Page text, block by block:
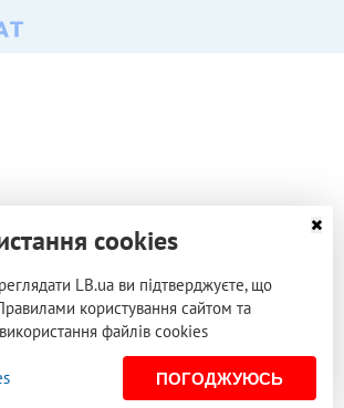
cookies
LB.ua ви підтверджуєте, що
користування сайтом та
файлів cookies
ПОГОДЖУЮСЬ